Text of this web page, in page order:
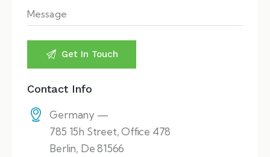
Contact Info
Germany —
785 15h Street, Office 478
Berlin, De 81566